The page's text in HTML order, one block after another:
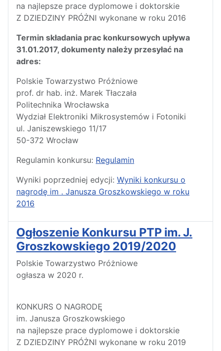
na najlepsze prace dyplomowe i doktorskie
Z DZIEDZINY PRÓŻNI wykonane w roku 2016
Termin składania prac konkursowych upływa
31.01.2017, dokumenty należy przesyłać na
adres:
Polskie Towarzystwo Próżniowe
prof. dr hab. inż. Marek Tłaczała
Politechnika Wrocławska
Wydział Elektroniki Mikrosystemów i Fotoniki
ul. Janiszewskiego 11/17
50-372 Wrocław
Regulamin konkursu: Regulamin
Wyniki poprzedniej edycji: Wyniki konkursu o
nagrodę im . Janusza Groszkowskiego w roku
2016
Ogłoszenie Konkursu PTP im. J.
Groszkowskiego 2019/2020
Polskie Towarzystwo Próżniowe
ogłasza w 2020 r.
KONKURS O NAGRODĘ
im. Janusza Groszkowskiego
na najlepsze prace dyplomowe i doktorskie
Z DZIEDZINY PRÓŻNI wykonane w roku 2019